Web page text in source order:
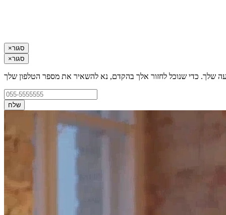
×סגור
×סגור
שלך. כדי שנוכל לחזור אלך בהקדם, נא להשאיר את מספר הטלפון שלך
שלח